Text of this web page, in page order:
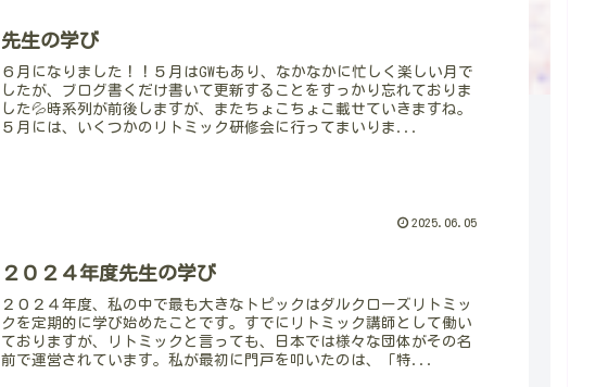
先生の学び
６月になりました！！５月はGWもあり、なかなかに忙しく楽しい月で
したが、ブログ書くだけ書いて更新することをすっかり忘れておりま
した💦時系列が前後しますが、またちょこちょこ載せていきますね。
５月には、いくつかのリトミック研修会に行ってまいりま...
2025.06.05
２０２４年度先生の学び
２０２４年度、私の中で最も大きなトピックはダルクローズリトミッ
クを定期的に学び始めたことです。すでにリトミック講師として働い
ておりますが、リトミックと言っても、日本では様々な団体がその名
前で運営されています。私が最初に門戸を叩いたのは、「特...